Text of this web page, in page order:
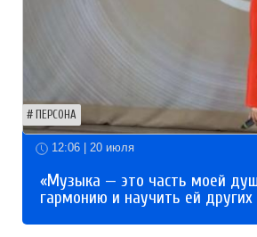
ПЕРСОНА
12:06 | 20 июля
«Музыка — это часть моей
гармонию и научить ей других